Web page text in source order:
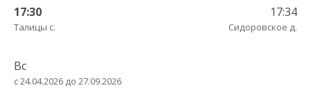
17:30
Талицы с.
17:34
Сидоровское д.
Вс
с 24.04.2026 до 27.09.2026